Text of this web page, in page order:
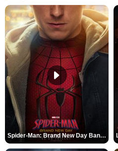
Spider-Man: Brand New Day Bande-annonce VO STFR